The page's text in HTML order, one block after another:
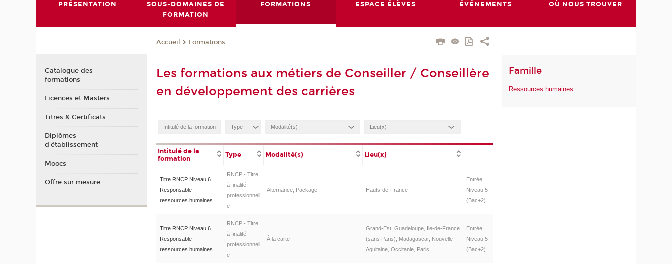
PRÉSENTATION
SOUS-DOMAINES DE
FORMATION
FORMATIONS ESPACE ÉLÈVES ÉVÉNEMENTS OÙ NOUS TROUVER
Accueil Formations
Les formations aux métiers de Conseiller / Conseillère
en développement des carrières
Intitulé de la
formation
Type Modalité(s) Lieu(x)
Titre RNCP Niveau 6
Responsable
ressources humaines
RNCP - Titre
à finalité
professionnell
e
Alternance, Package Hauts-de-France
Entrée
Niveau 5
(Bac+2)
Titre RNCP Niveau 6
Responsable
ressources humaines
RNCP - Titre
à finalité
professionnell
e
À la carte
Grand-Est, Guadeloupe, Ile-de-France
(sans Paris), Madagascar, Nouvelle-
Aquitaine, Occitanie, Paris
Entrée
Niveau 5
(Bac+2)
Famille
Ressources humaines
Catalogue des
formations
Licences et Masters
Titres & Certificats
Diplômes
d'établissement
Moocs
Offre sur mesure